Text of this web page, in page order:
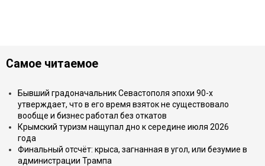
Самое читаемое
Бывший градоначальник Севастополя эпохи 90-х
утверждает, что в его время взяток не существовало
вообще и бизнес работал без откатов
Крымский туризм нащупал дно к середине июля 2026
года
Финальный отсчёт: крыса, загнанная в угол, или безумие в
администрации Трампа